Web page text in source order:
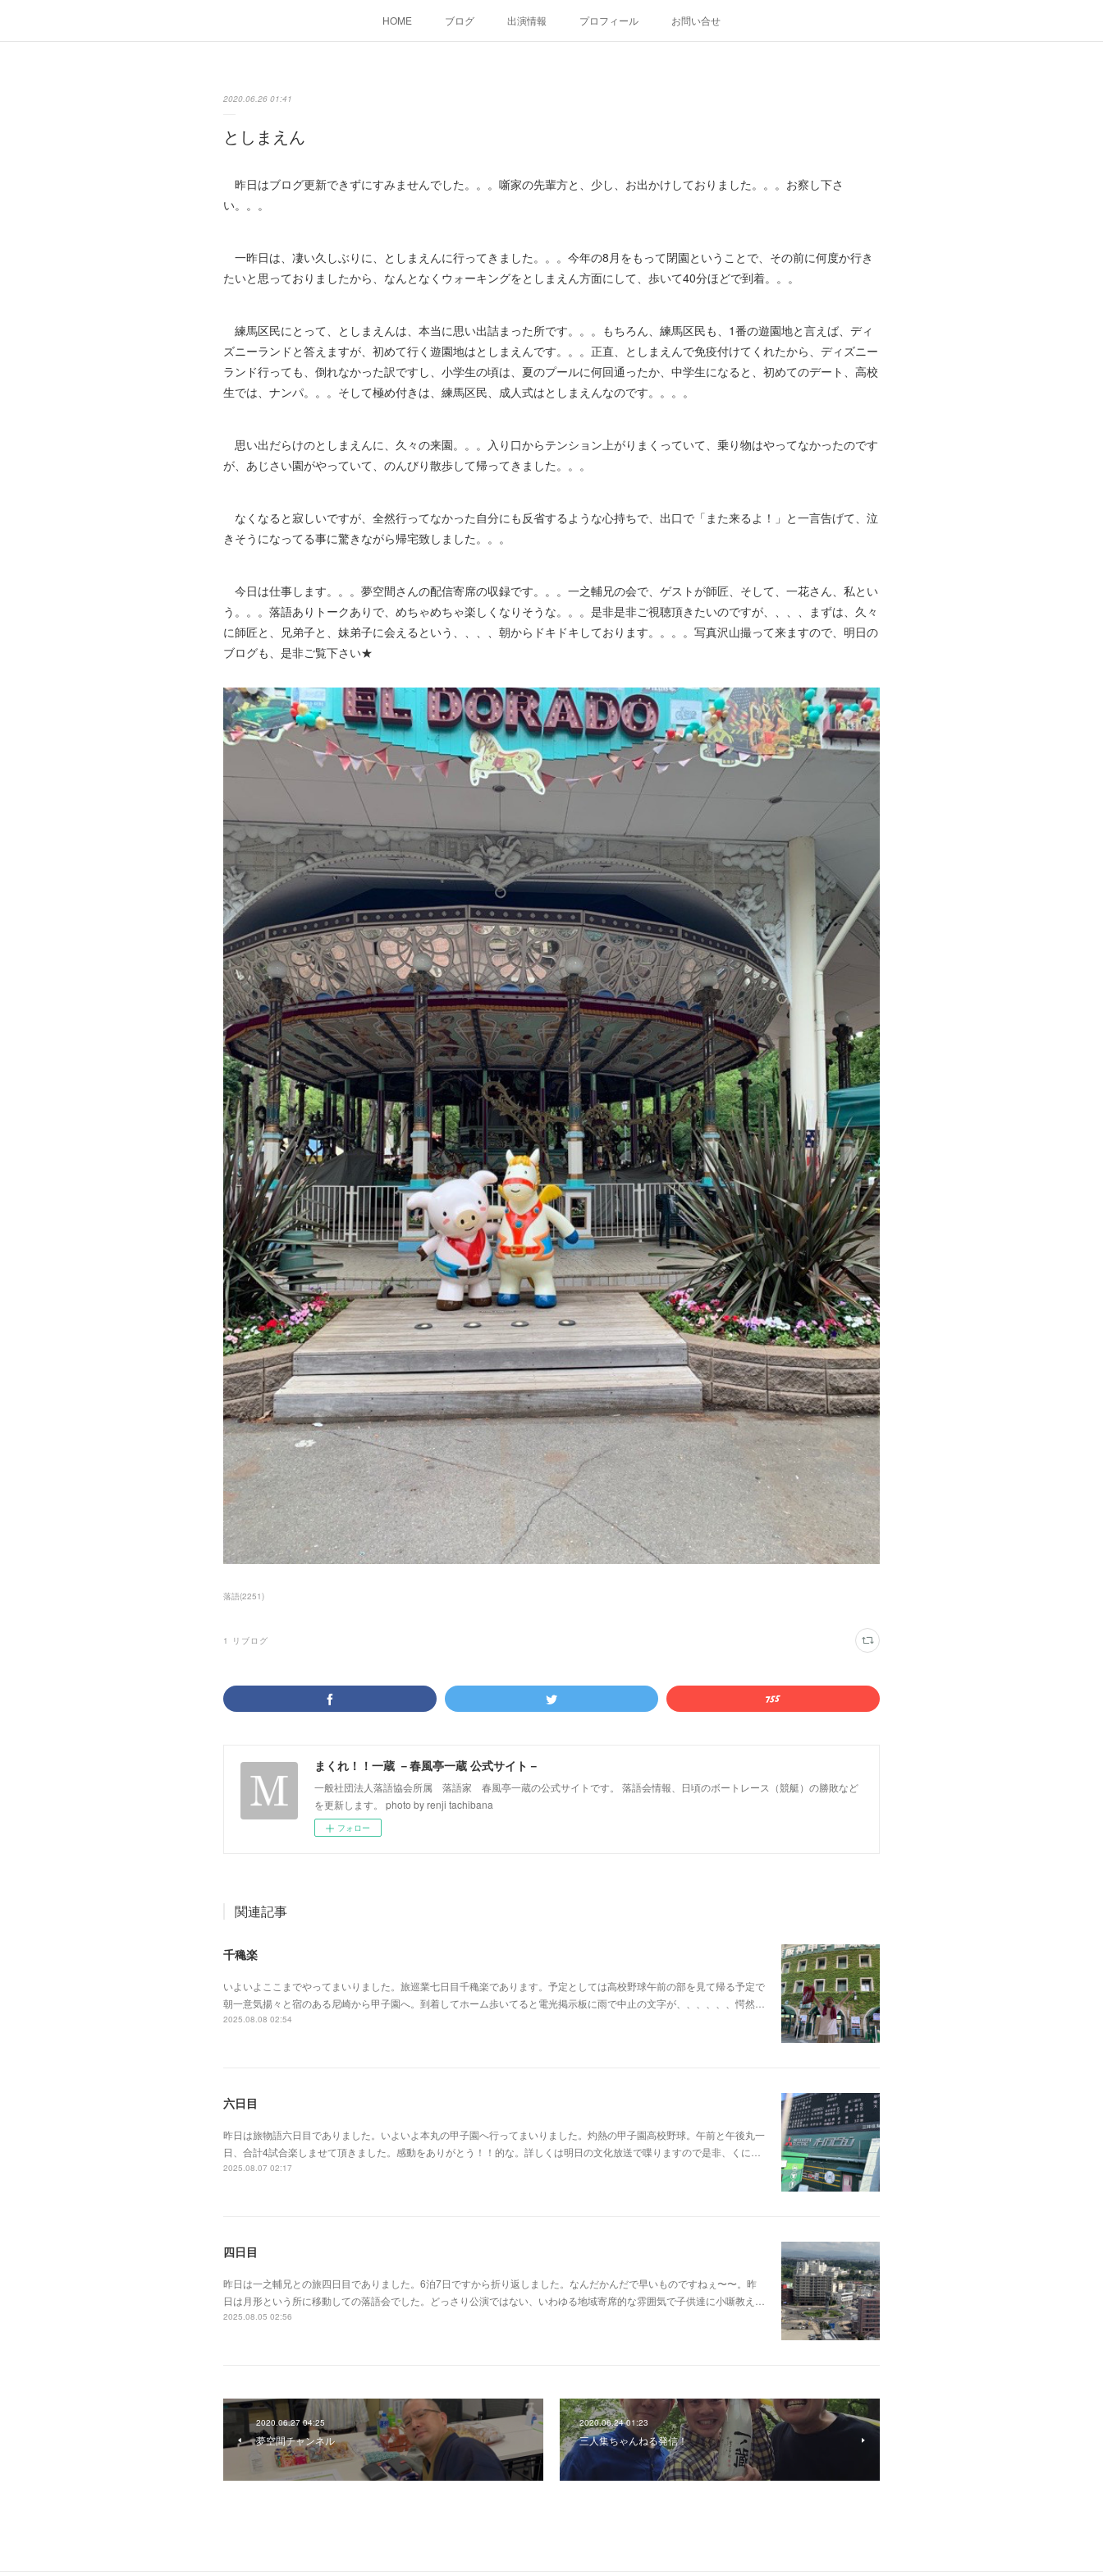
HOME ブログ 出演情報 プロフィール お問い合せ
2020.06.26 01:41
としまえん
昨日はブログ更新できずにすみませんでした。。。噺家の先輩方と、少し、お出かけしておりました。。。お察し下さ
い。。。
一昨日は、凄い久しぶりに、としまえんに行ってきました。。。今年の8月をもって閉園ということで、その前に何度か行き
たいと思っておりましたから、なんとなくウォーキングをとしまえん方面にして、歩いて40分ほどで到着。。。
練馬区民にとって、としまえんは、本当に思い出詰まった所です。。。もちろん、練馬区民も、1番の遊園地と言えば、ディ
ズニーランドと答えますが、初めて行く遊園地はとしまえんです。。。正直、としまえんで免疫付けてくれたから、ディズニー
ランド行っても、倒れなかった訳ですし、小学生の頃は、夏のプールに何回通ったか、中学生になると、初めてのデート、高校
生では、ナンパ。。。そして極め付きは、練馬区民、成人式はとしまえんなのです。。。。
思い出だらけのとしまえんに、久々の来園。。。入り口からテンション上がりまくっていて、乗り物はやってなかったのです
が、あじさい園がやっていて、のんびり散歩して帰ってきました。。。
なくなると寂しいですが、全然行ってなかった自分にも反省するような心持ちで、出口で「また来るよ！」と一言告げて、泣
きそうになってる事に驚きながら帰宅致しました。。。
今日は仕事します。。。夢空間さんの配信寄席の収録です。。。一之輔兄の会で、ゲストが師匠、そして、一花さん、私とい
う。。。落語ありトークありで、めちゃめちゃ楽しくなりそうな。。。是非是非ご視聴頂きたいのですが、、、、まずは、久々
に師匠と、兄弟子と、妹弟子に会えるという、、、、朝からドキドキしております。。。。写真沢山撮って来ますので、明日の
ブログも、是非ご覧下さい★
落語(2251)
1 リブログ
まくれ！！一蔵 －春風亭一蔵 公式サイト－
一般社団法人落語協会所属 落語家 春風亭一蔵の公式サイトです。 落語会情報、日頃のボートレース（競艇）の勝敗など
を更新します。 photo by renji tachibana
フォロー
関連記事
千穐楽
いよいよここまでやってまいりました。旅巡業七日目千穐楽であります。予定としては高校野球午前の部を見て帰る予定で
朝一意気揚々と宿のある尼崎から甲子園へ。到着してホーム歩いてると電光掲示板に雨で中止の文字が、、、、、、愕然…
2025.08.08 02:54
六日目
昨日は旅物語六日目でありました。いよいよ本丸の甲子園へ行ってまいりました。灼熱の甲子園高校野球。午前と午後丸一
日、合計4試合楽しませて頂きました。感動をありがとう！！的な。詳しくは明日の文化放送で喋りますので是非、くに…
2025.08.07 02:17
四日目
昨日は一之輔兄との旅四日目でありました。6泊7日ですから折り返しました。なんだかんだで早いものですねぇ〜〜。昨
日は月形という所に移動しての落語会でした。どっさり公演ではない、いわゆる地域寄席的な雰囲気で子供達に小噺教え…
2025.08.05 02:56
2020.06.27 04:25
夢空間チャンネル
2020.06.24 01:23
三人集ちゃんねる発信！